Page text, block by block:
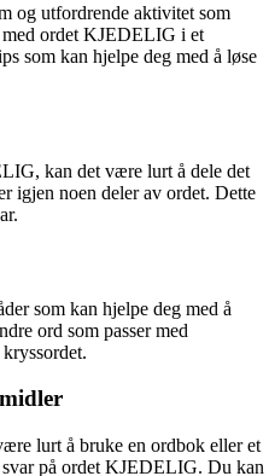
og utfordrende aktivitet som
med ordet KJEDELIG i et
som kan hjelpe deg med å løse
kan det være lurt å dele det
igjen noen deler av ordet. Dette
som kan hjelpe deg med å
ord som passer med
lurt å bruke en ordbok eller et
på ordet KJEDELIG. Du kan